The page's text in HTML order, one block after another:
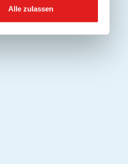
Alle zulassen